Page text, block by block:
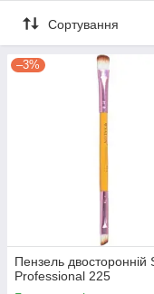
Сортування
–3%
Пензель двосторонній
Professional 225